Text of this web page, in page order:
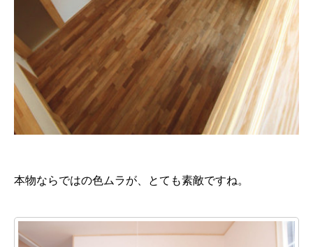
本物ならではの色ムラが、とても素敵ですね。